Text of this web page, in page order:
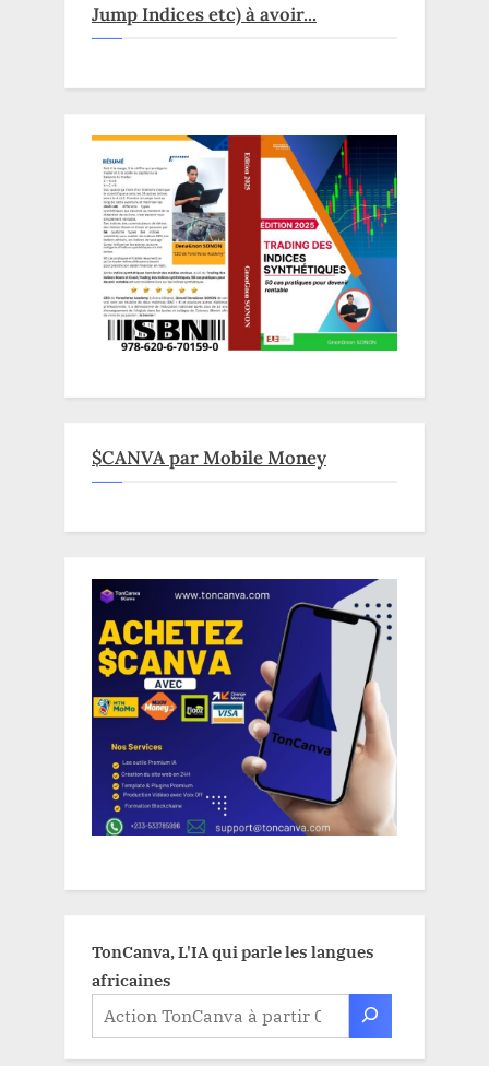
Jump Indices etc) à avoir...
$CANVA par Mobile Money
TonCanva, L'IA qui parle les langues
africaines